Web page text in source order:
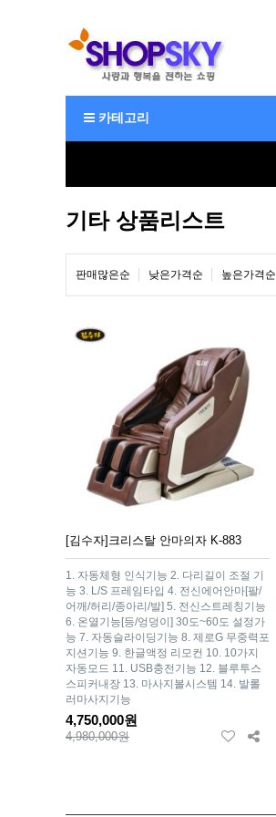
카테고리
기타 상품리스트
판매많은순 낮은가격순 높은가격순
[김수자]크리스탈 안마의자 K-883
1. 자동체형 인식기능 2. 다리길이 조절 기
능 3. L/S 프레임타입 4. 전신에어안마[팔/
어깨/허리/종아리/발] 5. 전신스트레칭기능
6. 온열기능[등/엉덩이] 30도~60도 설정가
능 7. 자동슬라이딩기능 8. 제로G 무중력포
지션기능 9. 한글액정 리모컨 10. 10가지
자동모드 11. USB충전기능 12. 블루투스
스피커내장 13. 마사지볼시스템 14. 발롤
러마사지기능
4,750,000원
4,980,000원